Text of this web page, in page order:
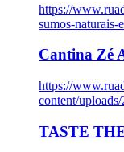
https://
sumos-
Cantina Zé
https://
content/
TASTE